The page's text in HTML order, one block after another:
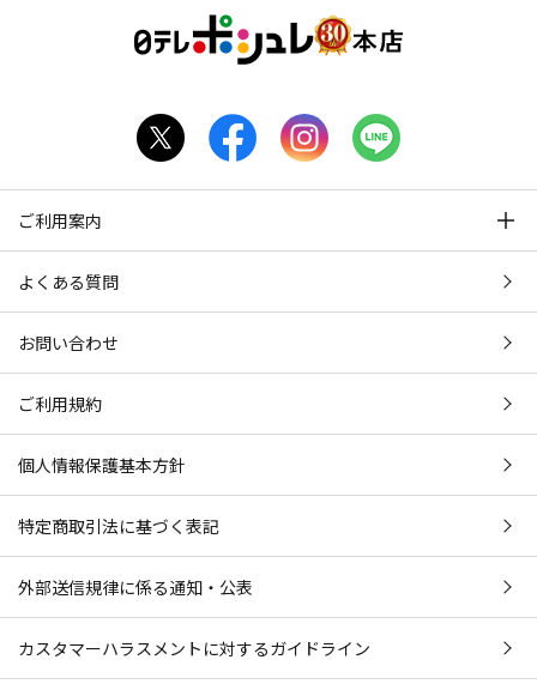
ご利用案内
よくある質問
お問い合わせ
ご利用規約
個人情報保護基本方針
特定商取引法に基づく表記
外部送信規律に係る通知・公表
カスタマーハラスメントに対するガイドライン